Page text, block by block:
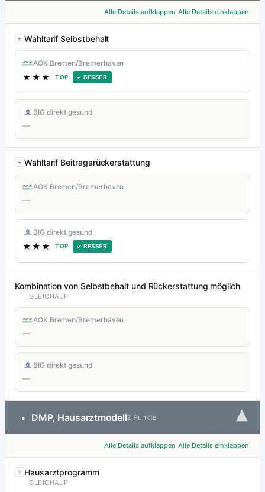
Alle Details aufklappen Alle Details einklappen
Wahltarif Selbstbehalt
AOK Bremen/Bremerhaven
★★★ TOP ✓ BESSER
BIG direkt gesund
—
Wahltarif Beitragsrückerstattung
AOK Bremen/Bremerhaven
—
BIG direkt gesund
★★★ TOP ✓ BESSER
Kombination von Selbstbehalt und Rückerstattung möglich
GLEICHAUF
AOK Bremen/Bremerhaven
—
BIG direkt gesund
—
• DMP, Hausarztmodell2 Punkte ▾
Alle Details aufklappen Alle Details einklappen
Hausarztprogramm
GLEICHAUF